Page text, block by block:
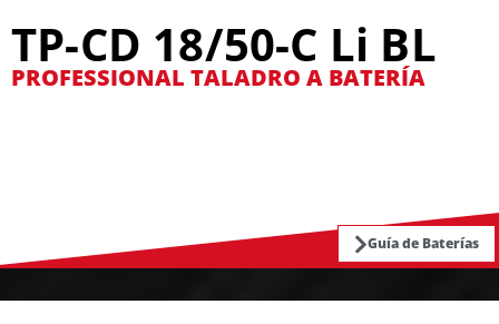
TP-CD 18/50-C Li BL
PROFESSIONAL TALADRO A BATERÍA
Guía de Baterías